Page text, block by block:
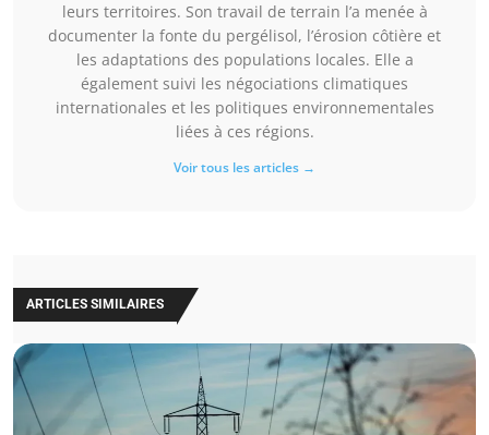
leurs territoires. Son travail de terrain l’a menée à
documenter la fonte du pergélisol, l’érosion côtière et
les adaptations des populations locales. Elle a
également suivi les négociations climatiques
internationales et les politiques environnementales
liées à ces régions.
Voir tous les articles →
ARTICLES SIMILAIRES